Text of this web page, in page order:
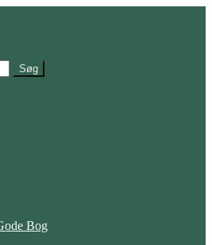
Søg
Bog